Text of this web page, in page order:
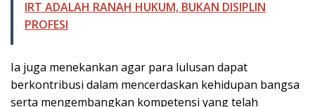
IRT ADALAH RANAH HUKUM, BUKAN DISIPLIN
PROFESI
Ia juga menekankan agar para lulusan dapat
berkontribusi dalam mencerdaskan kehidupan bangsa
serta mengembangkan kompetensi yang telah